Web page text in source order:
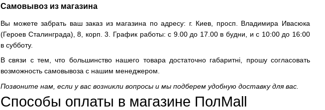
Самовывоз из магазина
Вы можете забрать ваш заказ из магазина по адресу: г. Киев, просп. Владимира Ивасюка
(Героев Сталинграда), 8, корп. 3. График работы: с 9.00 до 17.00 в будни, и с 10:00 до 16:00
в субботу.
В связи с тем, что большинство нашего товара достаточно габаритні, прошу согласовать
возможность самовывоза с нашим менеджером.
Позвоните нам, если у вас возникли вопросы и мы подберем удобную доставку для вас.
Способы оплаты в магазине ПолMall